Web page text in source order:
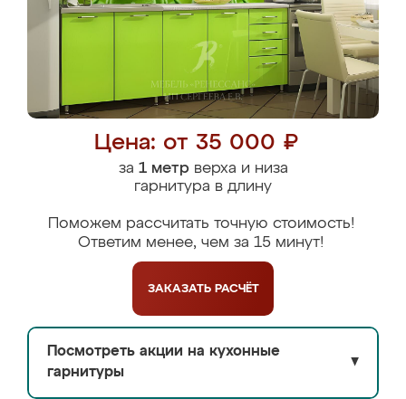
Цена: от 35 000 ₽
за 1 метрверха и низа
гарнитура в длину
Поможем рассчитать точную стоимость!
Ответим менее, чем за 15 минут!
ЗАКАЗАТЬ РАСЧЁТ
Посмотреть акции на кухонные
гарнитуры
▼